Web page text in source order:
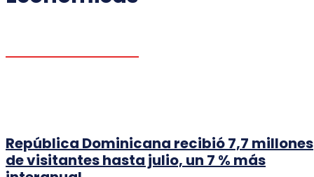
República Dominicana recibió 7,7 millones
de visitantes hasta julio, un 7 % más